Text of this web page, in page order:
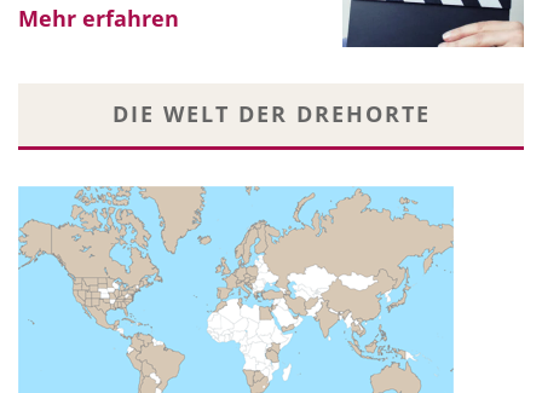
Mehr erfahren
DIE WELT DER DREHORTE